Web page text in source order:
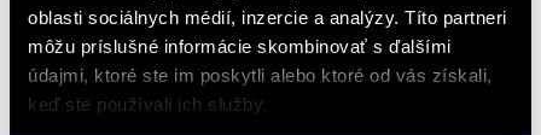
oblasti sociálnych médií, inzercie a analýzy. Títo partneri
môžu príslušné informácie skombinovať s ďalšími
údajmi, ktoré ste im poskytli alebo ktoré od vás získali,
keď ste používali ich služby.